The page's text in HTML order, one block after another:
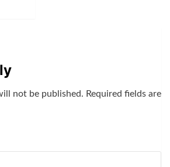
not be published. Required fields are